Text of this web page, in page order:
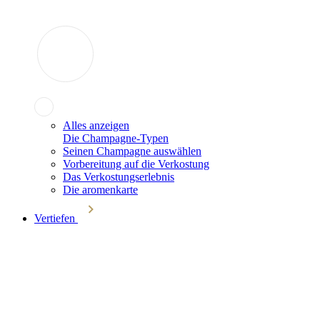
Alles anzeigen
Die Champagne-Typen
Seinen Champagne auswählen
Vorbereitung auf die Verkostung
Das Verkostungserlebnis
Die aromenkarte
Vertiefen